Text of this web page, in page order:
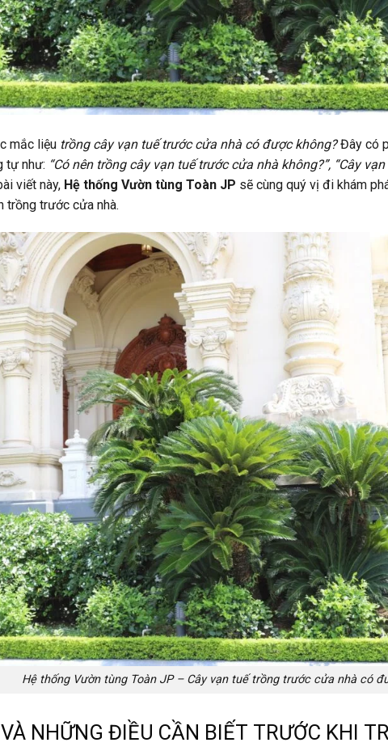
mắc liệu trồng cây vạn tuế trước cửa nhà có được không?Đây có
tự như: “Có nên trồng cây vạn tuế trước cửa nhà không?”, “Cây
viết này, Hệ thống Vườn tùng Toàn JP sẽ cùng quý vị đi khám
trồng trước cửa nhà.
Hệ thống Vườn tùng Toàn JP – Cây vạn tuế trồng trước cửa nhà có
NHỮNG ĐIỀU CẦN BIẾT TRƯỚC KHI